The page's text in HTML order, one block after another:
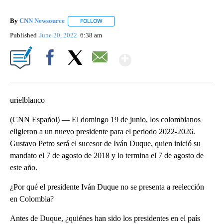
By CNN Newsource FOLLOW
Published June 20, 2022 6:38 am
urielblanco
(CNN Español) — El domingo 19 de junio, los colombianos
eligieron a un nuevo presidente para el periodo 2022-2026.
Gustavo Petro será el sucesor de Iván Duque, quien inició su
mandato el 7 de agosto de 2018 y lo termina el 7 de agosto de
este año.
¿Por qué el presidente Iván Duque no se presenta a reelección
en Colombia?
Antes de Duque, ¿quiénes han sido los presidentes en el país